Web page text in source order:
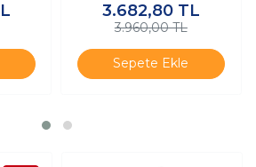
3.682,80 TL
3.960,00 TL
Sepete Ekle